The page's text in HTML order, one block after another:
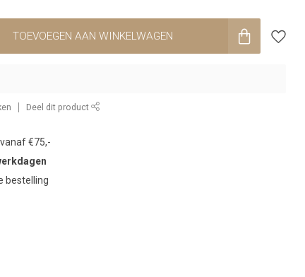
TOEVOEGEN AAN WINKELWAGEN
Deel dit product
vanaf €75,-
bestelling